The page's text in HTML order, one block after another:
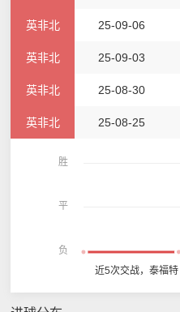
英非北 25-09-06
英非北 25-09-03
英非北 25-08-30
英非北 25-08-25
胜
平
负
近5次交战，泰福特